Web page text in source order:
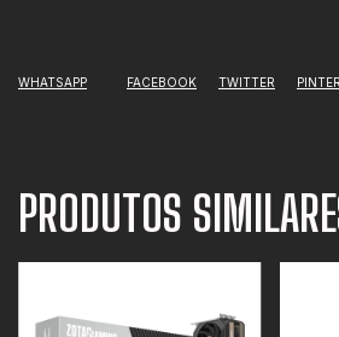
WHATSAPP FACEBOOK TWITTER
PRODUTOS